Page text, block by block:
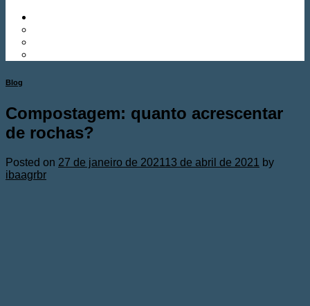
Blog
Compostagem: quanto acrescentar
de rochas?
Posted on 27 de janeiro de 2021 13 de abril de 2021
by
ibaagrbr